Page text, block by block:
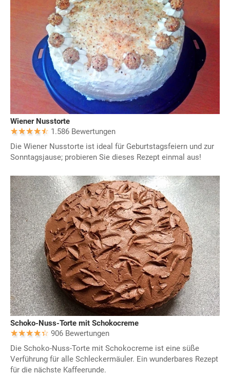
Wiener Nusstorte
1.586 Bewertungen
Die Wiener Nusstorte ist ideal für Geburtstagsfeiern und zur
Sonntagsjause; probieren Sie dieses Rezept einmal aus!
Schoko-Nuss-Torte mit Schokocreme
906 Bewertungen
Die Schoko-Nuss-Torte mit Schokocreme ist eine süße
Verführung für alle Schleckermäuler. Ein wunderbares Rezept
für die nächste Kaffeerunde.